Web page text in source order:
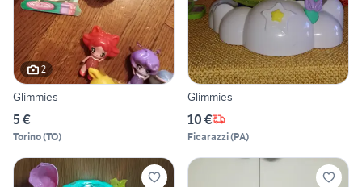
2
Glimmies
5 €
Torino(TO)
Glimmies
10 €
Ficarazzi(PA)